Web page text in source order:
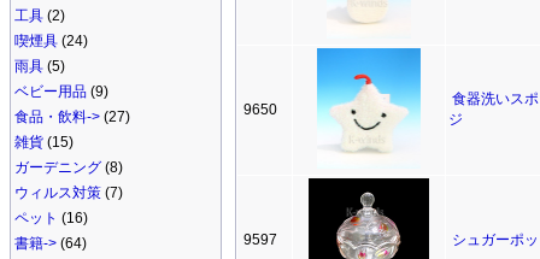
工具 (2)
喫煙具 (24)
雨具 (5)
ベビー用品 (9)
食品・飲料-> (27)
雑貨 (15)
ガーデニング (8)
ウィルス対策 (7)
ペット (16)
書籍-> (64)
9650
食器洗いス
ジ
9597 シュガーポ